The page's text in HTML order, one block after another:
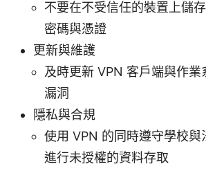
不要在不受信任的裝置上儲
密碼與憑證
更新與維護
及時更新 VPN 客戶端與作業
漏洞
隱私與合規
使用 VPN 的同時遵守學校與
進行未授權的資料存取